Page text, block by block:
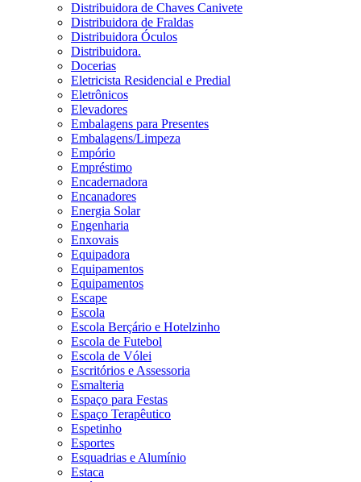
Distribuidora de Chaves Canivete
Distribuidora de Fraldas
Distribuidora Óculos
Distribuidora.
Docerias
Eletricista Residencial e Predial
Eletrônicos
Elevadores
Embalagens para Presentes
Embalagens/Limpeza
Empório
Empréstimo
Encadernadora
Encanadores
Energia Solar
Engenharia
Enxovais
Equipadora
Equipamentos
Equipamentos
Escape
Escola
Escola Berçário e Hotelzinho
Escola de Futebol
Escola de Vólei
Escritórios e Assessoria
Esmalteria
Espaço para Festas
Espaço Terapêutico
Espetinho
Esportes
Esquadrias e Alumínio
Estaca